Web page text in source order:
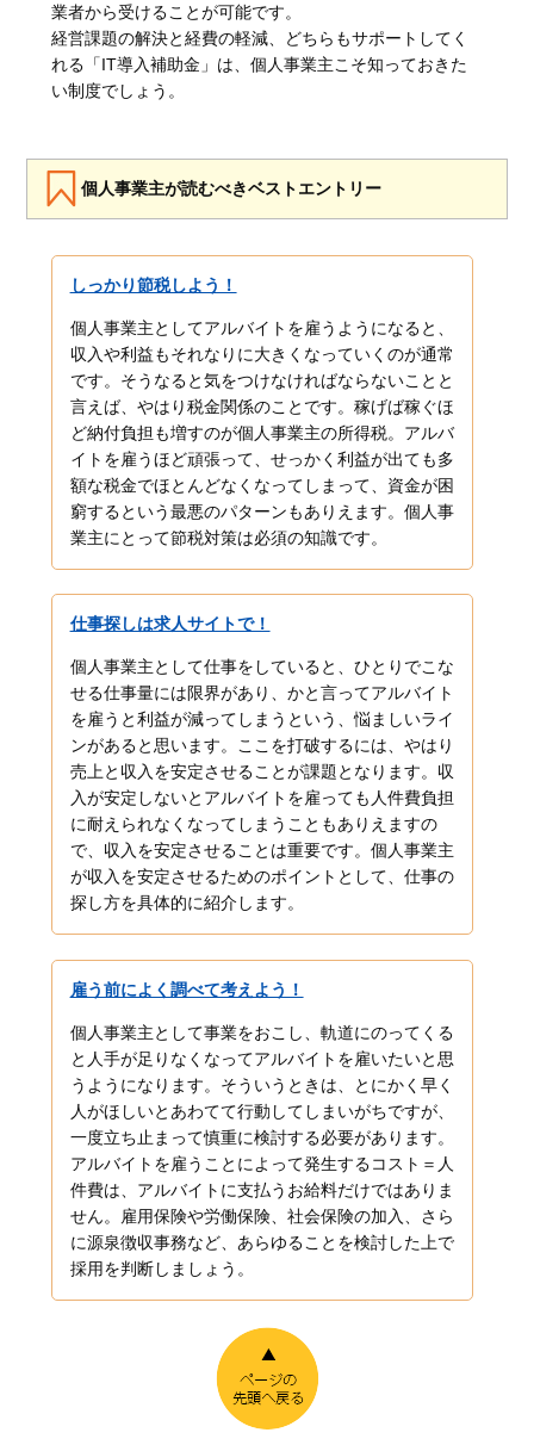
業者から受けることが可能です。
経営課題の解決と経費の軽減、どちらもサポートしてく
れる「IT導入補助金」は、個人事業主こそ知っておきた
い制度でしょう。
個人事業主が読むべきベストエントリー
しっかり節税しよう！
個人事業主としてアルバイトを雇うようになると、
収入や利益もそれなりに大きくなっていくのが通常
です。そうなると気をつけなければならないことと
言えば、やはり税金関係のことです。稼げば稼ぐほ
ど納付負担も増すのが個人事業主の所得税。アルバ
イトを雇うほど頑張って、せっかく利益が出ても多
額な税金でほとんどなくなってしまって、資金が困
窮するという最悪のパターンもありえます。個人事
業主にとって節税対策は必須の知識です。
仕事探しは求人サイトで！
個人事業主として仕事をしていると、ひとりでこな
せる仕事量には限界があり、かと言ってアルバイト
を雇うと利益が減ってしまうという、悩ましいライ
ンがあると思います。ここを打破するには、やはり
売上と収入を安定させることが課題となります。収
入が安定しないとアルバイトを雇っても人件費負担
に耐えられなくなってしまうこともありえますの
で、収入を安定させることは重要です。個人事業主
が収入を安定させるためのポイントとして、仕事の
探し方を具体的に紹介します。
雇う前によく調べて考えよう！
個人事業主として事業をおこし、軌道にのってくる
と人手が足りなくなってアルバイトを雇いたいと思
うようになります。そういうときは、とにかく早く
人がほしいとあわてて行動してしまいがちですが、
一度立ち止まって慎重に検討する必要があります。
アルバイトを雇うことによって発生するコスト＝人
件費は、アルバイトに支払うお給料だけではありま
せん。雇用保険や労働保険、社会保険の加入、さら
に源泉徴収事務など、あらゆることを検討した上で
採用を判断しましょう。